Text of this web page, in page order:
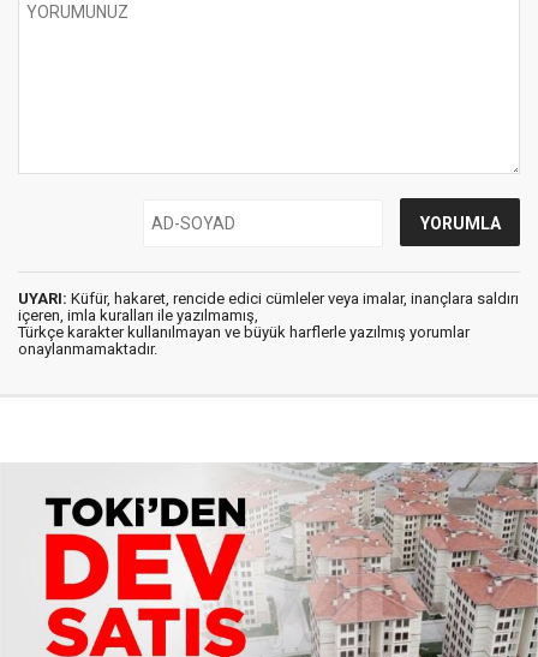
UYARI: Küfür, hakaret, rencide edici cümleler veya imalar, inançlara saldırı
içeren, imla kuralları ile yazılmamış,
Türkçe karakter kullanılmayan ve büyük harflerle yazılmış yorumlar
onaylanmamaktadır.